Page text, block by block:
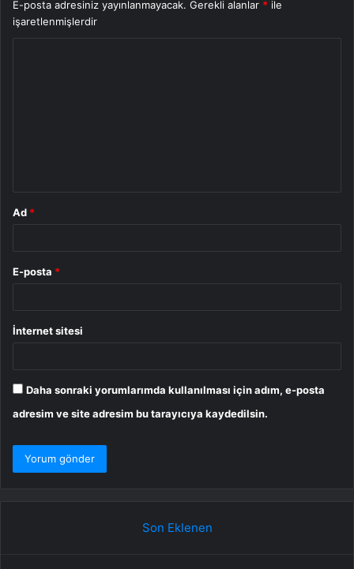
E-posta adresiniz yayınlanmayacak. Gerekli alanlar * ile
işaretlenmişlerdir
Ad *
E-posta *
İnternet sitesi
Daha sonraki yorumlarımda kullanılması için adım, e-posta
adresim ve site adresim bu tarayıcıya kaydedilsin.
Son Eklenen